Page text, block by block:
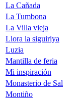
La Cañada
La Tumbona
La Villa vieja
Llora la siguiriya
Luzia
Mantilla de feria
Mi inspiración
Monasterio de Sal
Montiño